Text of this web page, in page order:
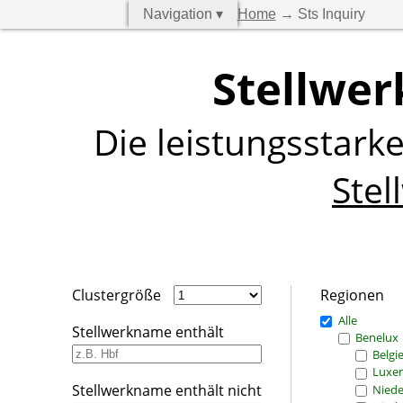
Navigation ▾ Home→ Sts Inquiry
Die
Clustergröße
Stellwerkname enthält
Stellwerkname enthält nicht
Regionen
Alle
Benelux